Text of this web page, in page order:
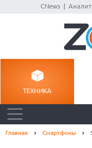
CNews|
ТЕХНИКА
Главная Смартфоны